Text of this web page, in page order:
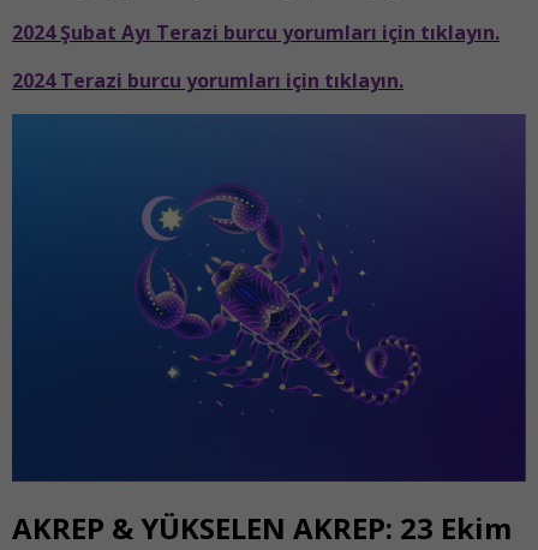
2024 Şubat Ayı Terazi burcu yorumları için tıklayın.
2024 Terazi burcu yorumları için tıklayın.
AKREP & YÜKSELEN AKREP: 23 Ekim